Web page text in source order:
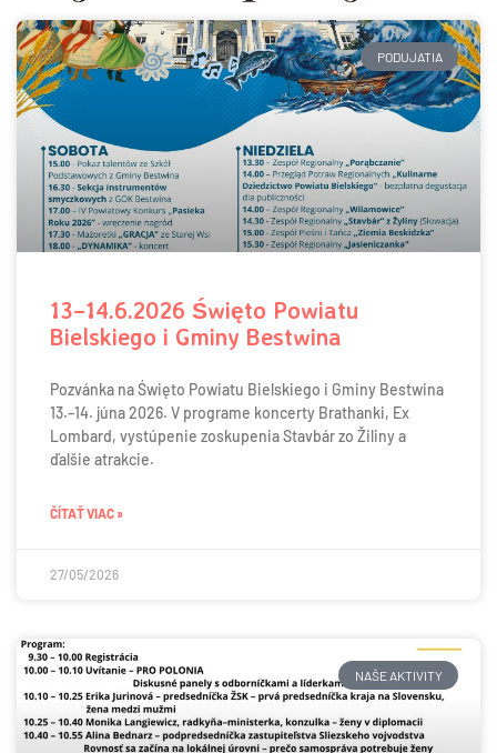
PODUJATIA
13–14.6.2026 Święto Powiatu
Bielskiego i Gminy Bestwina
Pozvánka na Święto Powiatu Bielskiego i Gminy Bestwina
13.–14. júna 2026. V programe koncerty Brathanki, Ex
Lombard, vystúpenie zoskupenia Stavbár zo Žiliny a
ďalšie atrakcie.
ČÍTAŤ VIAC »
27/05/2026
NAŠE AKTIVITY